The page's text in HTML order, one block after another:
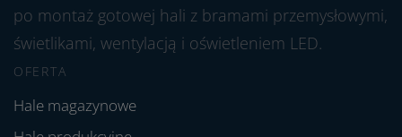
po montaż gotowej hali z bramami przemysłowymi,
świetlikami, wentylacją i oświetleniem LED.
OFERTA
Hale magazynowe